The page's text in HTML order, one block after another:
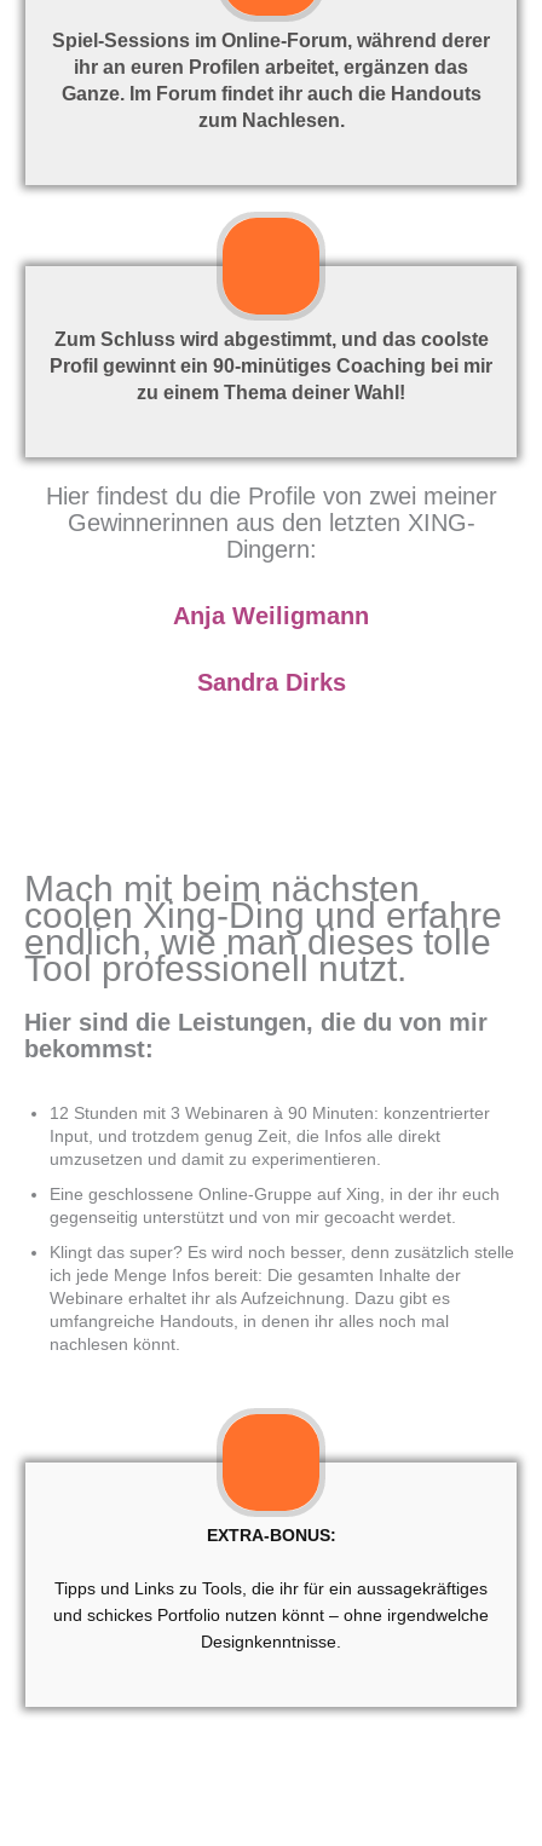
Spiel-Sessions im Online-Forum, während derer
ihr an euren Profilen arbeitet, ergänzen das
Ganze. Im Forum findet ihr auch die Handouts
zum Nachlesen.
Zum Schluss wird abgestimmt, und das coolste
Profil gewinnt ein 90-minütiges Coaching bei mir
zu einem Thema deiner Wahl!
Hier findest du die Profile von zwei meiner
Gewinnerinnen aus den letzten XING-
Dingern:
Anja Weiligmann
Sandra Dirks
Mach mit beim nächsten
coolen Xing-Ding und erfahre
endlich, wie man dieses tolle
Tool professionell nutzt.
Hier sind die Leistungen, die du von mir
bekommst:
12 Stunden mit 3 Webinaren à 90 Minuten: konzentrierter
Input, und trotzdem genug Zeit, die Infos alle direkt
umzusetzen und damit zu experimentieren.
Eine geschlossene Online-Gruppe auf Xing, in der ihr euch
gegenseitig unterstützt und von mir gecoacht werdet.
Klingt das super? Es wird noch besser, denn zusätzlich stelle
ich jede Menge Infos bereit: Die gesamten Inhalte der
Webinare erhaltet ihr als Aufzeichnung. Dazu gibt es
umfangreiche Handouts, in denen ihr alles noch mal
nachlesen könnt.
EXTRA-BONUS:
Tipps und Links zu Tools, die ihr für ein aussagekräftiges
und schickes Portfolio nutzen könnt – ohne irgendwelche
Designkenntnisse.